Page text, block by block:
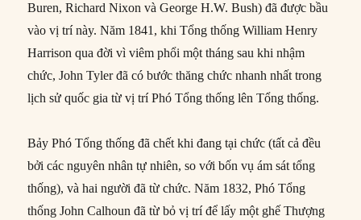
Buren, Richard Nixon và George H.W. Bush) đã được bầu
vào vị trí này. Năm 1841, khi Tổng thống William Henry
Harrison qua đời vì viêm phổi một tháng sau khi nhậm
chức, John Tyler đã có bước thăng chức nhanh nhất trong
lịch sử quốc gia từ vị trí Phó Tổng thống lên Tổng thống.
Bảy Phó Tổng thống đã chết khi đang tại chức (tất cả đều
bởi các nguyên nhân tự nhiên, so với bốn vụ ám sát tổng
thống), và hai người đã từ chức. Năm 1832, Phó Tổng
thống John Calhoun đã từ bỏ vị trí để lấy một ghế Thượng